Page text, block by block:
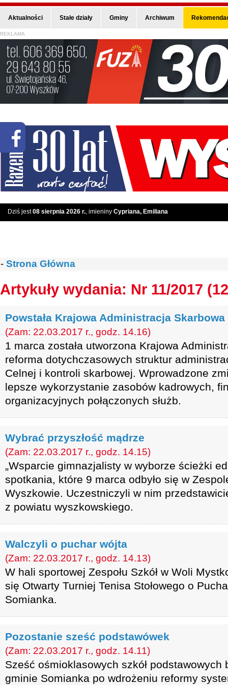
Aktualności Stałe działy Gminy Archiwum
REKLAMA
Dziś jest08 sierpnia 2026 r., imieniny Cypriana, Emiliana
- Strona Główna
Artykuły wydania: Nr 11/2017
Powstała Krajowa Administracja Skarbowa
(Zam: 22.03.2017 r., godz. 14.16)
1 marca została utworzona Krajowa
reforma dotychczasowych struktur
Celnej i kontroli skarbowej. Wprowadzone
lepsze wykorzystanie zasobów kadrowych,
organizacyjnych połączonych służb.
Wybrać przyszłość mądrze
(Zam: 22.03.2017 r., godz. 14.15)
„Wsparcie gimnazjalisty w wyborze ścieżki
spotkania, które 9 marca odbyło się w
Wyszkowie. Uczestniczyli w nim
z powiatu wyszkowskiego.
Walczyli o puchar wójta
(Zam: 22.03.2017 r., godz. 14.13)
W hali sportowej Zespołu Szkół w Woli
się Otwarty Turniej Tenisa Stołowego o
Somianka.
Pozostanie sześć podstawówek
(Zam: 22.03.2017 r., godz. 14.11)
Sześć ośmioklasowych szkół podstawowych
gminie Somianka po wdrożeniu reformy